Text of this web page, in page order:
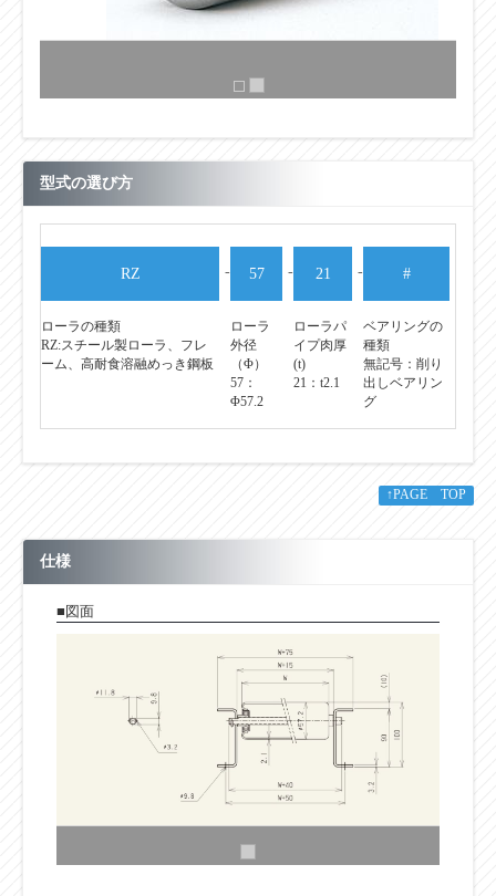
型式の選び方
RZ
ローラの種類
RZ:スチール製ローラ、フレ
ーム、高耐食溶融めっき鋼板
- 57
ローラ
外径
（Φ）
57：
Φ57.2
- 21
ローラパ
イプ肉厚
(t)
21：t2.1
- #
ベアリングの
種類
無記号：削り
出しベアリン
グ
↑PAGE TOP
仕様
■図面